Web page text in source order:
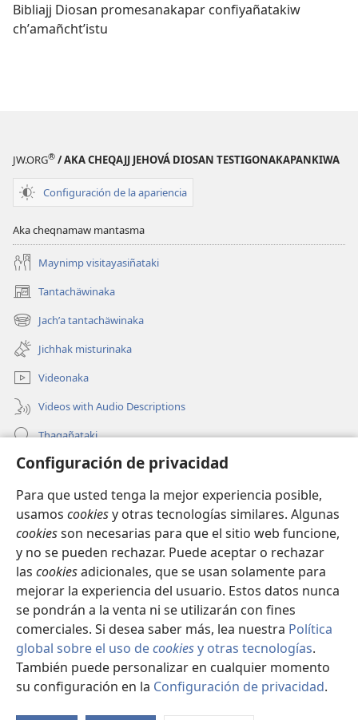
Configuración de privacidad
Para que usted tenga la mejor experiencia posible,
usamos cookiesy otras tecnologías similares. Algunas
cookiesson necesarias para que el sitio web funcione,
y no se pueden rechazar. Puede aceptar o rechazar
las cookiesadicionales, que se usan solamente para
mejorar la experiencia del usuario. Estos datos nunca
se pondrán a la venta ni se utilizarán con fines
comerciales. Si desea saber más, lea nuestra Política
global sobre el uso decookiesy otras tecnologías.
También puede personalizar en cualquier momento
su configuración en la Configuración de privacidad.
Bibliajj Diosan promesanakapar confiyañatakiw
chʼamañchtʼistu
JW.ORG® / AKA CHEQAJJ JEHOVÁ DIOSAN TESTIGONAKAPANKIWA
Configuración de la apariencia
Aka cheqnamaw mantasma
Maynimp visitayasiñataki
Tantachäwinaka
(opens
new
window)
Jachʼa tantachäwinaka
(opens
new
window)
Jichhak misturinaka
Videonaka
Videos with Audio Descriptions
Thaqañataki
Oraqpachat yatiyäwinaka
Donacionanaka
(opens
window)INTERNETANKIR BIBLIOTECA
(opens
new
window)JW Hub ®
(opens
new
window)
Copyright© 2026 Watch Tower Bible and Tract Society of Pennsylvania.
CONDICIONES DE USO|POLÍTICA DE PRIVACIDAD|
CONFIGURACIÓN DE PRIVACIDAD